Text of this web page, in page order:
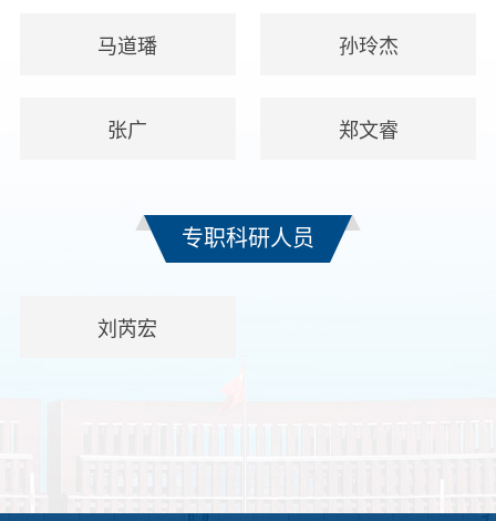
马道璠 孙玲杰
张广 郑文睿
专职科研人员
刘芮宏